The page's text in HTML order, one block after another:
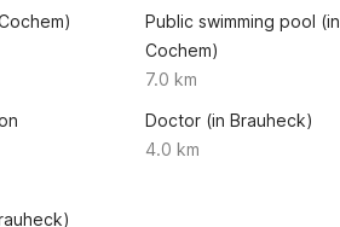
Public swimming pool (in
Cochem)
7.0 km
Doctor (in Brauheck)
4.0 km